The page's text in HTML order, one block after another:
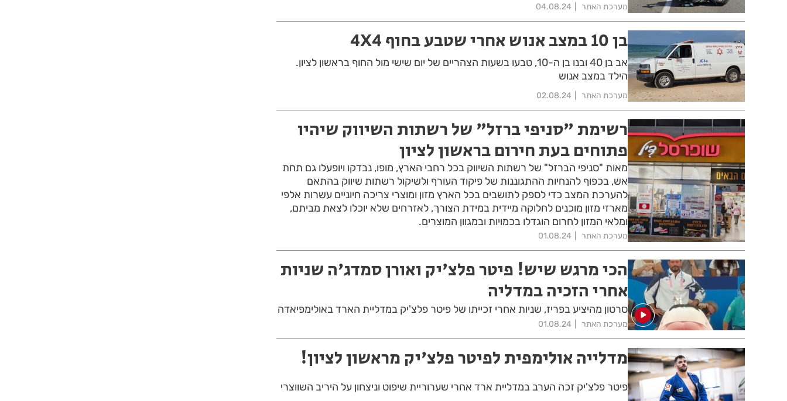
מערכת האתר 04.08.24
בן 10 במצב אנוש אחרי שטבע בחוף 4X4
אב בן 40 ובנו בן ה-10, טבעו בשעות הצהריים של יום שישי מול החוף בראשון לציון.
הילד במצב אנוש
מערכת האתר 02.08.24
רשימת "סניפי ברזל" של רשתות השיווק שיהיו
פתוחים בעת חירום בראשון לציון
מאות "סניפי הברזל" של רשתות השיווק בכל רחבי הארץ, מופו, נבדקו ויופעלו גם תחת
אש, בכפוף להנחיות ההתגוננות של פיקוד העורף ולשיקול רשתות שיווק בהתאם
להערכת המצב כדי לספק לתושבים בכל הארץ מזון ומוצרי צריכה חיוניים עשרות אלפי
מארזי מזון מוכנים לחלוקה מיידית במידת הצורך, לאזרחים שלא יוכלו לצאת מביתם,
ומלאי המזון לחרום הוגדלו בכמויות ובמגוון המוצרים.
מערכת האתר 01.08.24
הכי מרגש שיש! פיטר פלצ'יק ואורן סמדג'ה שניות
אחרי הזכיה במדליה
סרטון מהיציע בפריז, שניות אחרי זכייתו של פיטר פלצ'יק במדליית הארד באולימפיאדה
מערכת האתר 01.08.24
מדלייה אולימפית לפיטר פלצ'יק מראשון לציון!
פיטר פלצ'יק זכה הערב במדליית ארד אחרי שערוריית שיפוט וניצחון על היריב השווצרי